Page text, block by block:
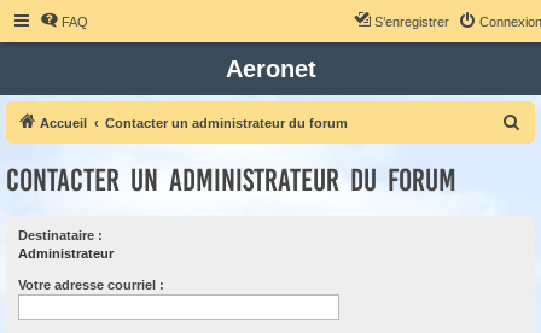
FAQ Connexion
S’enregistrer
Aeronet
Accueil Contacter un administrateur du forum
Contacter un administrateur du forum
Destinataire :
Administrateur
Votre adresse courriel :